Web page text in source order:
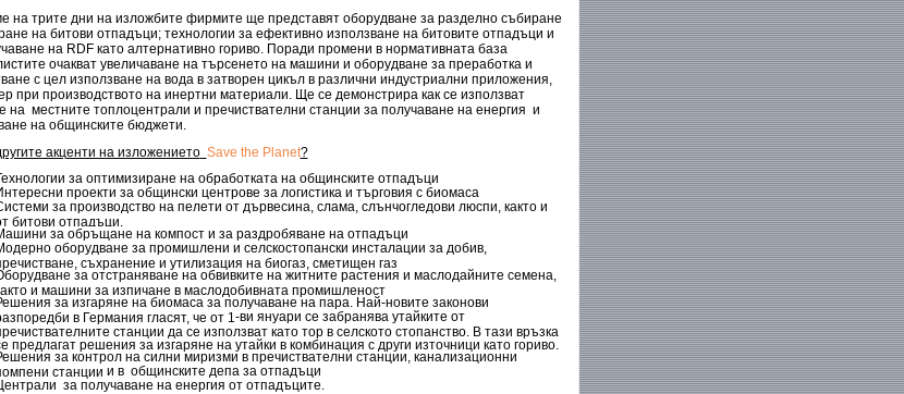
на трите дни на изложбите фирмите ще представят оборудване за разделно събиране
на битови отпадъци; технологии за ефективно използване на битовите отпадъци и
на RDFкато алтернативно гориво. Поради промени в нормативната база
очакват увеличаване на търсенето на машини и оборудване за преработка и
с цел използване на вода в затворен цикъл в различни индустриални приложения,
при производството на инертни материали. Ще се демонстрира как се използват
на местните топлоцентрали и пречиствателни станции за получаване на енергия и
на общинските бюджети.
акценти на изложението Save the Planet?
за оптимизиране на обработката на общинските отпадъци
проекти за общински центрове за логистика и търговия с биомаса
за производство на пелети от дървесина, слама, слънчогледови люспи, както и
битови отпадъци.
за обръщане на компост и за раздробяване на отпадъци
оборудване за промишлени и селскостопански инсталации за добив,
съхранение и утилизация на биогаз, сметищен газ
за отстраняване на обвивките на житните растения и маслодайните семена,
и машини за изпичане в маслодобивната промишленост
за изгаряне на биомаса за получаване на пара. Най-новите законови
в Германия гласят, че от 1 -ви януари се забранява утайките от
станции да се използват като тор в селското стопанство. В тази връзка
предлагат решения за изгаряне на утайки в комбинация с други източници като гориво.
за контрол на силни миризми в пречиствателни станции, канализационни
станции и в общинските депа за отпадъци
за получаване на енергия от отпадъците.